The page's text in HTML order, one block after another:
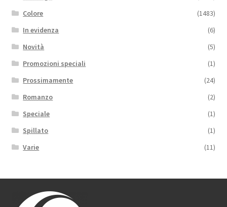
Colore
(1483)
In evidenza
(6)
Novità
(5)
Promozioni speciali
(1)
Prossimamente
(24)
Romanzo
(2)
Speciale
(1)
Spillato
(1)
Varie
(11)